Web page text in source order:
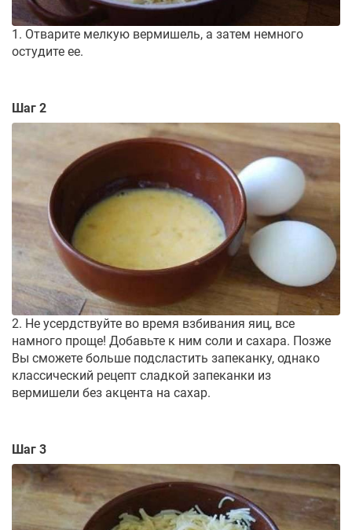
1. Отварите мелкую вермишель, а затем немного
остудите ее.
Шаг 2
2. Не усердствуйте во время взбивания яиц, все
намного проще! Добавьте к ним соли и сахара. Позже
Вы сможете больше подсластить запеканку, однако
классический рецепт сладкой запеканки из
вермишели без акцента на сахар.
Шаг 3